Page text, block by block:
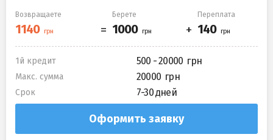
Возвращаете Берете Переплата
1й кредит 500 - 20000
Макс. сумма 20000
Срок 7-30 дней
Оформить заявку